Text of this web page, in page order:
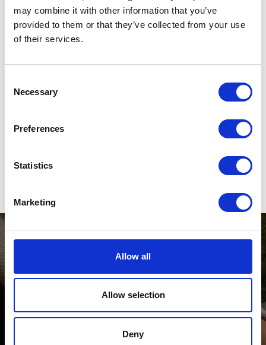
may combine it with other information that you’ve
provided to them or that they’ve collected from your use
of their services.
Selection
Necessary
Preferences
Statistics
Marketing
Allow all
Allow selection
Deny
Stiletter